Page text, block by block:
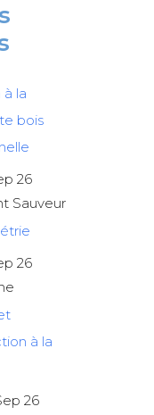
à la
bois
26
Sauveur
26
à la
26